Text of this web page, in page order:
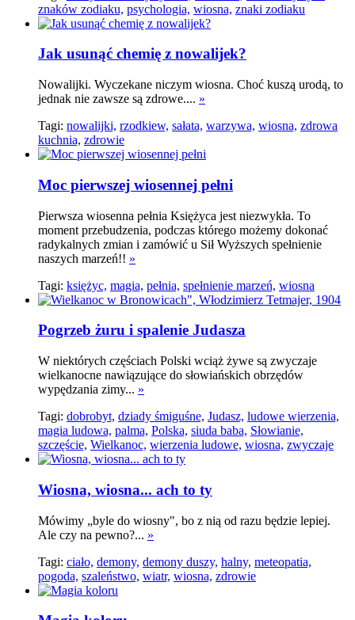
znaków zodiaku, psychologia, wiosna, znaki zodiaku
Jak usunąć chemię z nowalijek?
Nowalijki. Wyczekane niczym wiosna. Choć kuszą urodą, to
jednak nie zawsze są zdrowe.... »
Tagi: nowalijki, rzodkiew, sałata, warzywa, wiosna, zdrowa
kuchnia, zdrowie
Moc pierwszej wiosennej pełni
Pierwsza wiosenna pełnia Księżyca jest niezwykła. To
moment przebudzenia, podczas którego możemy dokonać
radykalnych zmian i zamówić u Sił Wyższych spełnienie
naszych marzeń!! »
Tagi: księżyc, magia, pełnia, spełnienie marzeń, wiosna
Pogrzeb żuru i spalenie Judasza
W niektórych częściach Polski wciąż żywe są zwyczaje
wielkanocne nawiązujące do słowiańskich obrzędów
wypędzania zimy... »
Tagi: dobrobyt, dziady śmiguśne, Judasz, ludowe wierzenia,
magia ludowa, palma, Polska, siuda baba, Słowianie,
szczęście, Wielkanoc, wierzenia ludowe, wiosna, zwyczaje
Wiosna, wiosna... ach to ty
Mówimy „byle do wiosny", bo z nią od razu będzie lepiej.
Ale czy na pewno?... »
Tagi: ciało, demony, demony duszy, halny, meteopatia,
pogoda, szaleństwo, wiatr, wiosna, zdrowie